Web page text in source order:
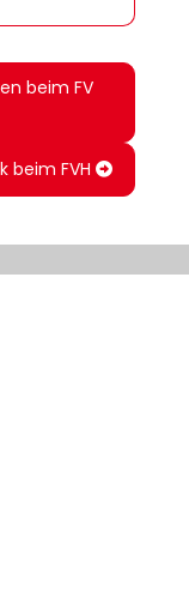
beim FV
beim FVH